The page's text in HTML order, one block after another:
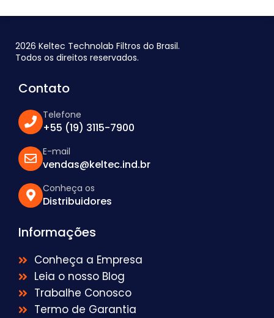
2026 Keltec Technolab Filtros do Brasil.
Todos os direitos reservados.
Contato
Telefone
+55 (19) 3115-7900
E-mail
vendas@keltec.ind.br
Conheça os
Distribuidores
Informações
Conheça a Empresa
Leia o nosso Blog
Trabalhe Conosco
Termo de Garantia